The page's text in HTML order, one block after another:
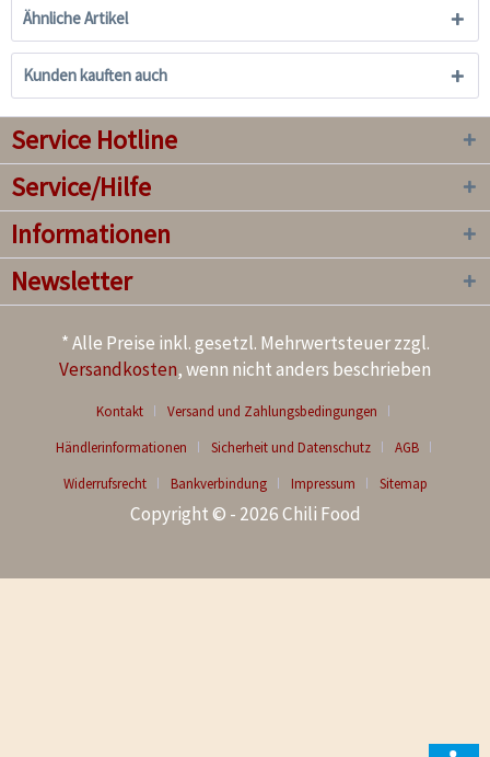
Ähnliche Artikel
Kunden kauften auch
Service Hotline
Service/Hilfe
Informationen
Newsletter
* Alle Preise inkl. gesetzl. Mehrwertsteuer zzgl.
Versandkosten, wenn nicht anders beschrieben
Kontakt
Versand und Zahlungsbedingungen
Händlerinformationen
Sicherheit und Datenschutz
AGB
Widerrufsrecht
Bankverbindung Impressum Sitemap
Copyright © - 2026 Chili Food